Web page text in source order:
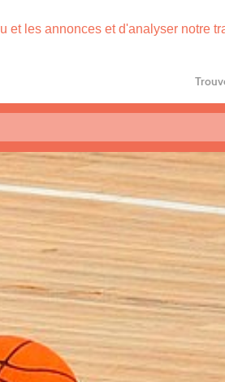
et les annonces et d'analyser notre